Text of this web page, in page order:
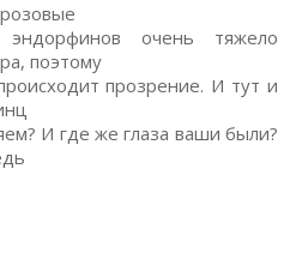
очень тяжело
поэтому
прозрение. И тут и
И где же глаза ваши были?